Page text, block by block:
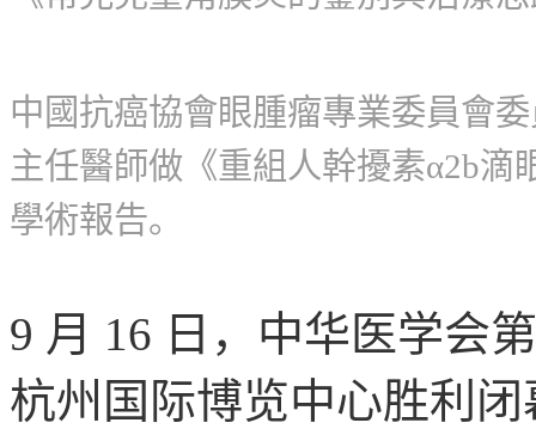
中國抗癌協會眼腫瘤專業委員會
主任醫師做《重組人幹擾素α2b
學術報告。
9 月 16 日，中华医学会
杭州国际博览中心胜利